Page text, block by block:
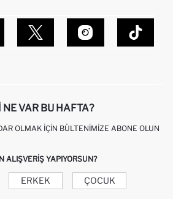
SORULAR
NE VAR BU HAFTA?
OLMAK İÇIN BÜLTENIMIZE ABONE OLUN
ALIŞVERIŞ YAPIYORSUN?
ERKEK ÇOCUK